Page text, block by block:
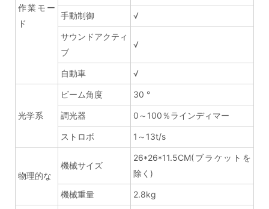
作業モー
ド
手動制御 √
サウンドアクティ
ブ
√
自動車 √
光学系
ビーム角度 30 °
調光器 0～100％ラインディマー
ストロボ 1～13t/s
物理的な
機械サイズ
26*26*11.5CM(ブラケットを
除く)
機械重量 2.8kg